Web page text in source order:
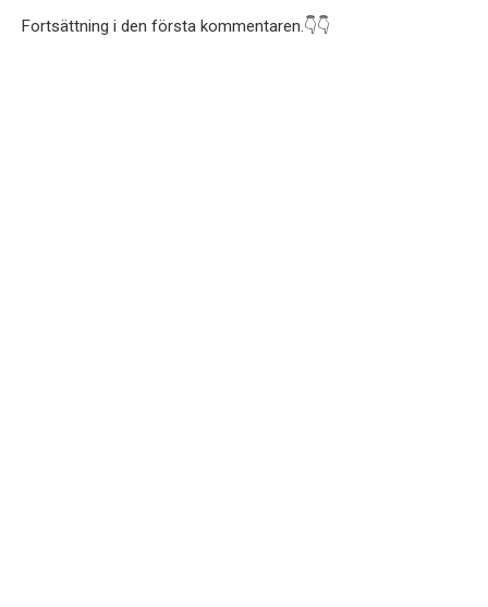
Fortsättning i den första kommentaren.👇👇